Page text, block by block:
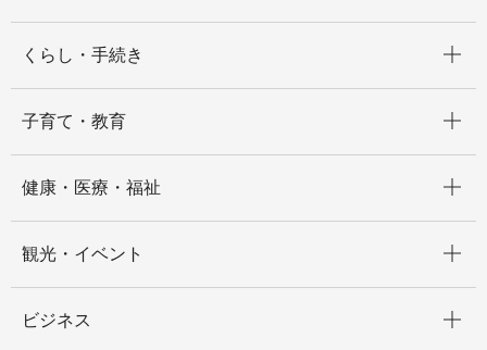
くらし・手続き
子育て・教育
健康・医療・福祉
観光・イベント
ビジネス